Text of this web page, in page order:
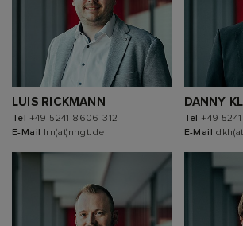
LUIS RICKMANN
Tel +49 5241 8606-312
E-Mail lrn(at)nngt.de
DANNY
Tel +49
E-Mail